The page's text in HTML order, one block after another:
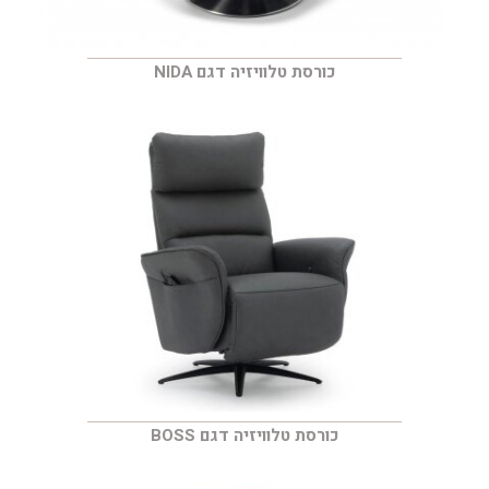
כורסת טלוויזיה דגם NIDA
כורסת טלוויזיה דגם BOSS